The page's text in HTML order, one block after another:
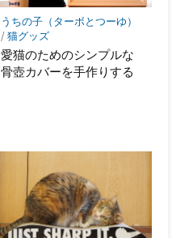
うちの子（ターボとつーゆ）
/猫グッズ
愛猫のためのシンプルな
骨壺カバーを手作りする